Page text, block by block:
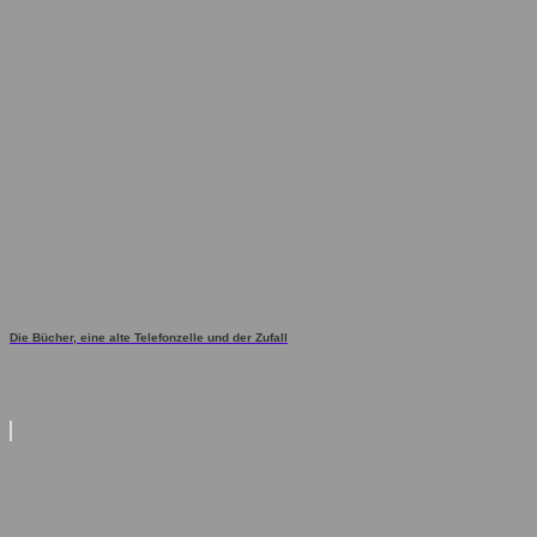
Die Bücher, eine alte Telefonzelle und der Zufall